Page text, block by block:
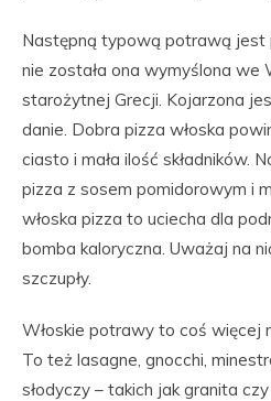
Następną typową potrawą jest
nie została ona wymyślona we
starożytnej Grecji. Kojarzona
danie. Dobra pizza włoska
ciasto i mała ilość składników.
pizza z sosem pomidorowym i
włoska pizza to uciecha dla
bomba kaloryczna. Uważaj na
szczupły.
Włoskie potrawy to coś więcej
To też lasagne, gnocchi,
słodyczy – takich jak granita